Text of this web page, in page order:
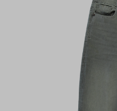
Keez&Co